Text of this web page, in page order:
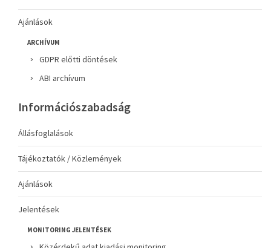
Ajánlások
ARCHÍVUM
GDPR előtti döntések
ABI archívum
Információszabadság
Állásfoglalások
Tájékoztatók / Közlemények
Ajánlások
Jelentések
MONITORING JELENTÉSEK